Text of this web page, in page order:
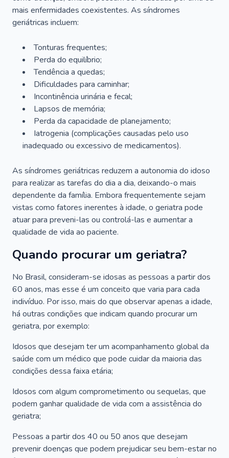
mais enfermidades coexistentes. As síndromes
geriátricas incluem:
Tonturas frequentes;
Perda do equilíbrio;
Tendência a quedas;
Dificuldades para caminhar;
Incontinência urinária e fecal;
Lapsos de memória;
Perda da capacidade de planejamento;
Iatrogenia (complicações causadas pelo uso
inadequado ou excessivo de medicamentos).
As síndromes geriátricas reduzem a autonomia do idoso
para realizar as tarefas do dia a dia, deixando-o mais
dependente da família. Embora frequentemente sejam
vistas como fatores inerentes à idade, o geriatra pode
atuar para preveni-las ou controlá-las e aumentar a
qualidade de vida ao paciente.
Quando procurar um geriatra?
No Brasil, consideram-se idosas as pessoas a partir dos
60 anos, mas esse é um conceito que varia para cada
indivíduo. Por isso, mais do que observar apenas a idade,
há outras condições que indicam quando procurar um
geriatra, por exemplo:
Idosos que desejam ter um acompanhamento global da
saúde com um médico que pode cuidar da maioria das
condições dessa faixa etária;
Idosos com algum comprometimento ou sequelas, que
podem ganhar qualidade de vida com a assistência do
geriatra;
Pessoas a partir dos 40 ou 50 anos que desejam
prevenir doenças que podem prejudicar seu bem-estar no